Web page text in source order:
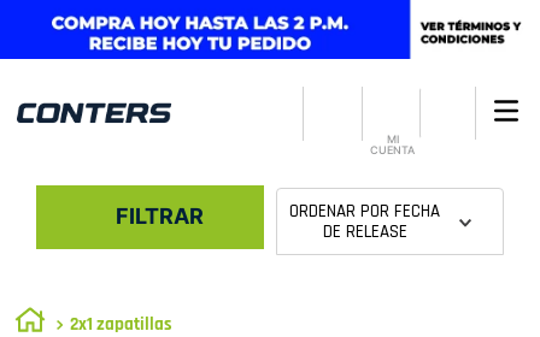
MI
CUENTA
FILTRAR ORDENAR POR FECHA
DE RELEASE
2x1 zapatillas